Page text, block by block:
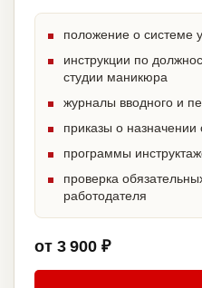
положение о системе
инструкции по
студии маникюра
журналы вводного и
приказы о назначении
программы
проверка
работодателя
от 3 900 ₽